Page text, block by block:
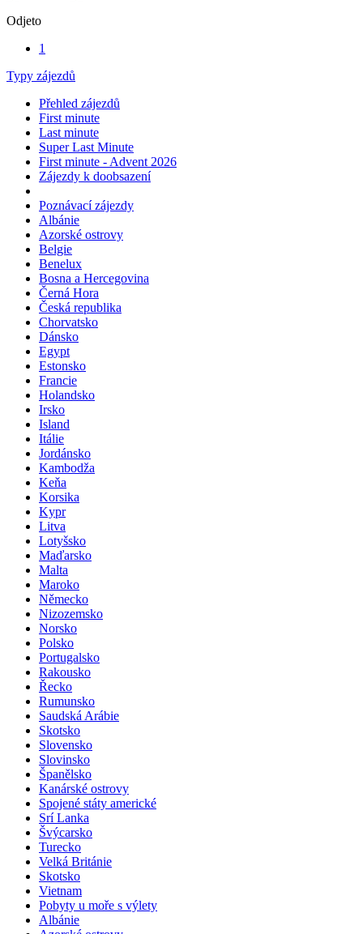
Odjeto
1
Typy zájezdů
Přehled zájezdů
First minute
Last minute
Super Last Minute
First minute - Advent 2026
Zájezdy k doobsazení
Poznávací zájezdy
Albánie
Azorské ostrovy
Belgie
Benelux
Bosna a Hercegovina
Černá Hora
Česká republika
Chorvatsko
Dánsko
Egypt
Estonsko
Francie
Holandsko
Irsko
Island
Itálie
Jordánsko
Kambodža
Keňa
Korsika
Kypr
Litva
Lotyšsko
Maďarsko
Malta
Maroko
Německo
Nizozemsko
Norsko
Polsko
Portugalsko
Rakousko
Řecko
Rumunsko
Saudská Arábie
Skotsko
Slovensko
Slovinsko
Španělsko
Kanárské ostrovy
Spojené státy americké
Srí Lanka
Švýcarsko
Turecko
Velká Británie
Skotsko
Vietnam
Pobyty u moře s výlety
Albánie